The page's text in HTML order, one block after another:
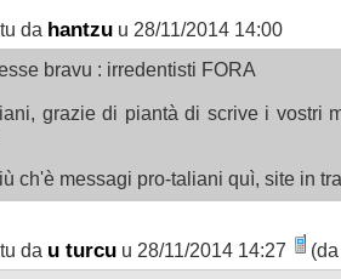
da hantzu u 28/11/2014 14:00
bravu : irredentisti FORA
grazie di piantà di scrive i vostri
ch'è messagi pro-taliani quì, site in
da u turcu u 28/11/2014 14:27